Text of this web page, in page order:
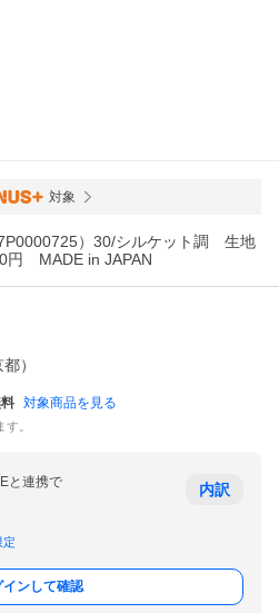
対象
）30/シルケット調 生地
円 MADE in JAPAN
都）
対象商品を見る
。
と連携で
定
内訳
インして確認